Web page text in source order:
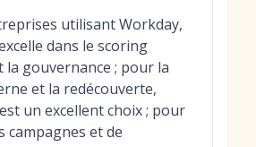
utilisant Workday,
dans le scoring
la gouvernance ; pour la
et la redécouverte,
un excellent choix ; pour
campagnes et de